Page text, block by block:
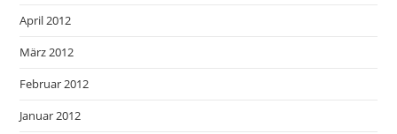
April 2012
März 2012
Februar 2012
Januar 2012